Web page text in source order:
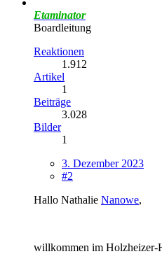
Etaminator
Boardleitung
Reaktionen
1.912
Artikel
1
Beiträge
3.028
Bilder
1
3. Dezember 2023
#2
Hallo Nathalie Nanowe,
willkommen im Holzheizer-